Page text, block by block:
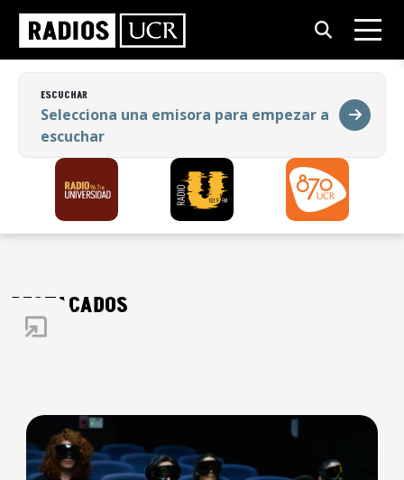
ESCUCHAR
Selecciona una emisora para empezar a
escuchar
ESCUCHAR
Selecciona una emisora para empezar a
escuchar
DESTACADOS